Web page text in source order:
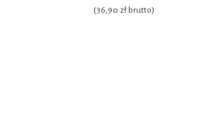
(36,90 złbrutto)